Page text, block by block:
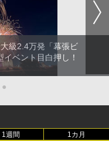
級2.4万発「幕張ビ
ベント目白押し！
●
1週間 1カ月